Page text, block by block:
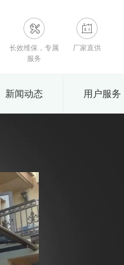
长效维保，专属
服务
厂家直供
新闻动态 用户服务